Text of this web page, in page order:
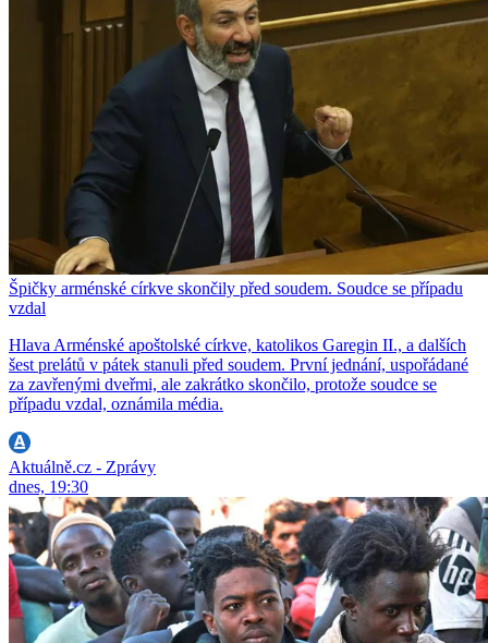
Špičky arménské církve skončily před soudem. Soudce se případu
vzdal
Hlava Arménské apoštolské církve, katolikos Garegin II., a dalších
šest prelátů v pátek stanuli před soudem. První jednání, uspořádané
za zavřenými dveřmi, ale zakrátko skončilo, protože soudce se
případu vzdal, oznámila média.
Aktuálně.cz - Zprávy
dnes, 19:30